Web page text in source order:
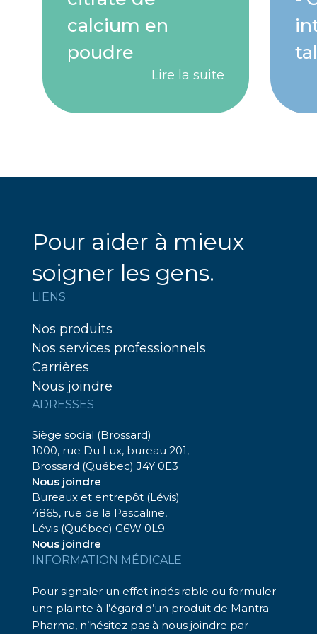
calcium en
poudre
Lire la suite
Pour aider à mieux
soigner les gens.
LIENS
Nos produits
Nos services professionnels
Carrières
Nous joindre
ADRESSES
Siège social (Brossard)
1000, rue Du Lux, bureau 201,
Brossard (Québec) J4Y 0E3
Nous joindre
Bureaux et entrepôt (Lévis)
4865, rue de la Pascaline,
Lévis (Québec) G6W 0L9
Nous joindre
INFORMATION MÉDICALE
Pour signaler un effet indésirable ou formuler
une plainte à l’égard d’un produit de Mantra
Pharma, n’hésitez pas à nous joindre par